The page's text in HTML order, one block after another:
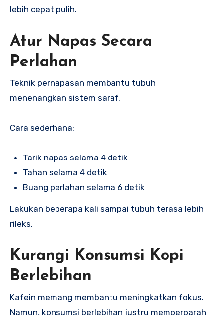
lebih cepat pulih.
Atur Napas Secara
Perlahan
Teknik pernapasan membantu tubuh
menenangkan sistem saraf.
Cara sederhana:
Tarik napas selama 4 detik
Tahan selama 4 detik
Buang perlahan selama 6 detik
Lakukan beberapa kali sampai tubuh terasa lebih
rileks.
Kurangi Konsumsi Kopi
Berlebihan
Kafein memang membantu meningkatkan fokus.
Namun, konsumsi berlebihan justru memperparah